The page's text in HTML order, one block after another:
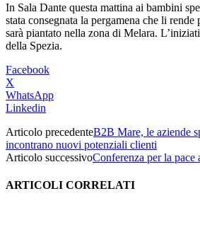
In Sala Dante questa mattina ai bambini
stata consegnata la pergamena che li
sarà piantato nella zona di Melara.
della Spezia.
Facebook
X
WhatsApp
Linkedin
Articolo precedenteB2B Mare, le aziende
incontrano nuovi potenziali clienti
Articolo successivoConferenza per la pace
ARTICOLI CORRELATI